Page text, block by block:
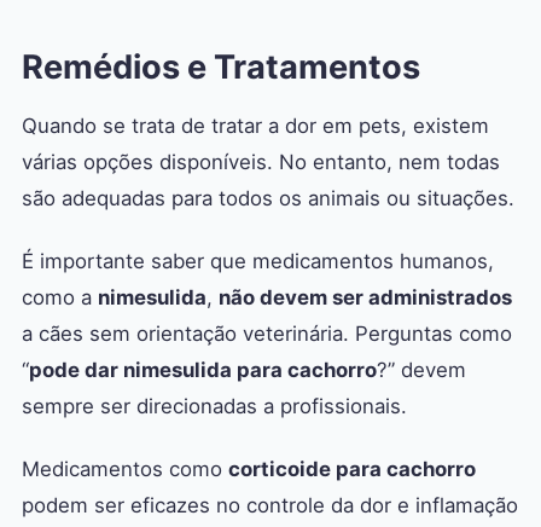
Remédios e Tratamentos
Quando se trata de tratar a dor em pets, existem
várias opções disponíveis. No entanto, nem todas
são adequadas para todos os animais ou situações.
É importante saber que medicamentos humanos,
como a nimesulida, não devem ser administrados
a cães sem orientação veterinária. Perguntas como
“pode dar nimesulida para cachorro?” devem
sempre ser direcionadas a profissionais.
Medicamentos como corticoide para cachorro
podem ser eficazes no controle da dor e inflamação